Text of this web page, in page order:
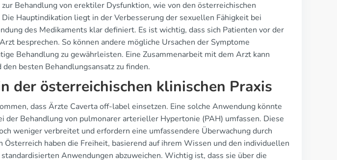
Behandlung von erektiler Dysfunktion, wie von den österreichischen
Hauptindikation liegt in der Verbesserung der sexuellen Fähigkeit bei
des Medikaments klar definiert. Es ist wichtig, dass sich Patienten vor der
besprechen. So können andere mögliche Ursachen der Symptome
Behandlung zu gewährleisten. Eine Zusammenarbeit mit dem Arzt kann
besten Behandlungsansatz zu finden.
der österreichischen klinischen Praxis
dass Ärzte Caverta off-label einsetzen. Eine solche Anwendung könnte
der Behandlung von pulmonarer arterieller Hypertonie (PAH) umfassen. Diese
weniger verbreitet und erfordern eine umfassendere Überwachung durch
Österreich haben die Freiheit, basierend auf ihrem Wissen und den individuellen
Anwendungen abzuweichen. Wichtig ist, dass sie über die